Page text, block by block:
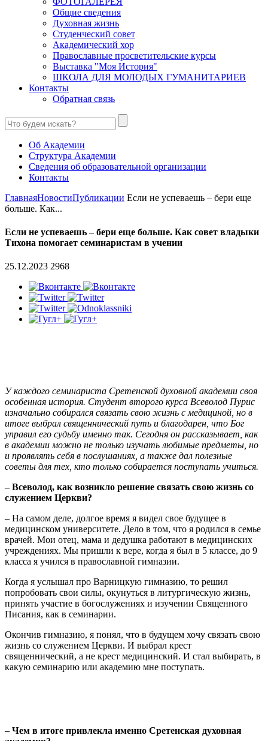
Общие сведения
Духовная жизнь
Студенческий совет
Академический хор
Православные просветительские курсы
Выставка "Моя История"
ШКОЛА ДЛЯ МОЛОДЫХ ГУМАНИТАРИЕВ
Контакты
Обратная связь
Об Академии
Структура Академии
Сведения об образовательной организации
Контакты
ГлавнаяНовостиПубликации Если не успеваешь – бери еще
больше. Как...
Если не успеваешь – бери еще больше. Как совет владыки
Тихона помогает семинаристам в учении
25.12.2023 2968
У каждого семинариста Сретенской духовной академии своя
особенная история. Студент второго курса Всеволод Пурис
изначально собирался связать свою жизнь с медициной, но в
итоге выбрал священнический путь и благодарен, что Бог
управил его судьбу именно так. Сегодня он рассказывает, как
в академии можно не только изучать любимые предметы, но
и проявлять себя в послушаниях, а также дал полезные
советы для тех, кто только собирается поступать учиться.
– Всеволод, как возникло решение связать свою жизнь со
служением Церкви?
– На самом деле, долгое время я видел свое будущее в
медицинском университете. Дело в том, что я родился в семье
врачей. Мои отец, мама и дедушка работают в медицинских
учреждениях. Мы пришли к вере, когда я был в 5 классе, до 9
класса я учился в православной гимназии.
Когда я услышал про Варницкую гимназию, то решил
попробовать свои силы, окунуться в литургическую жизнь,
принять участие в богослужениях и изучении Священного
Писания, как в семинарии.
Окончив гимназию, я понял, что в будущем хочу связать свою
жизнь со служением Церкви. И выбрал крест
священнический, а не крест медицинский. И стал выбирать, в
какую семинарию или академию мне поступать.
– Чем в итоге привлекла именно Сретенская духовная